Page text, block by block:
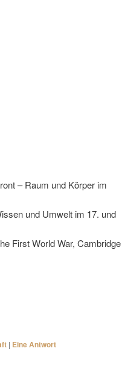
– Raum und Körper im
und Umwelt im 17. und
First World War, Cambridge
| EineAntwort